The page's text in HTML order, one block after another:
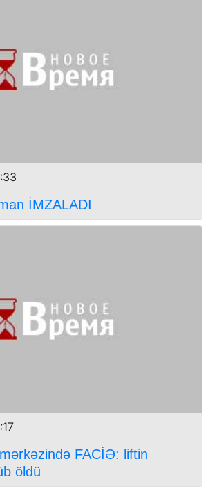
İMZALADI
FACİƏ: liftin
öldü